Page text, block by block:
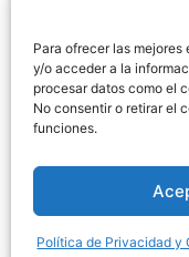
Para ofrecer las
y/o acceder a la
procesar datos como el
No consentir o retirar el
funciones.
Política de Privacidad y